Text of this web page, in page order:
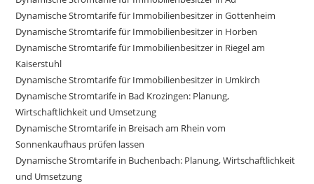
Dynamische Stromtarife für Immobilienbesitzer in Gottenheim
Dynamische Stromtarife für Immobilienbesitzer in Horben
Dynamische Stromtarife für Immobilienbesitzer in Riegel am
Kaiserstuhl
Dynamische Stromtarife für Immobilienbesitzer in Umkirch
Dynamische Stromtarife in Bad Krozingen: Planung,
Wirtschaftlichkeit und Umsetzung
Dynamische Stromtarife in Breisach am Rhein vom
Sonnenkaufhaus prüfen lassen
Dynamische Stromtarife in Buchenbach: Planung, Wirtschaftlichkeit
und Umsetzung